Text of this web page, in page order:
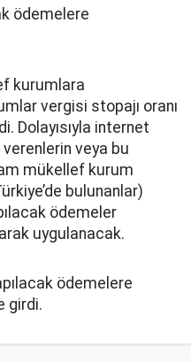
ödemelere
kurumlara
vergisi stopajı oranı
Dolayısıyla internet
veya bu
mükellef kurum
bulunanlar)
ödemeler
uygulanacak.
ödemelere
girdi.